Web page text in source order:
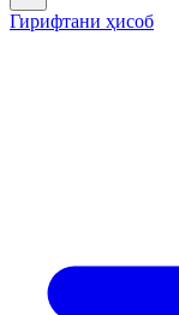
Гирифтани ҳисоб